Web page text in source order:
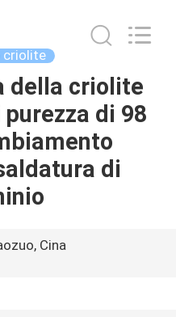
criolite
della criolite
di 98
di
Cina